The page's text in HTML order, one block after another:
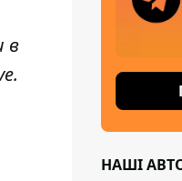
в
.
НАШІ